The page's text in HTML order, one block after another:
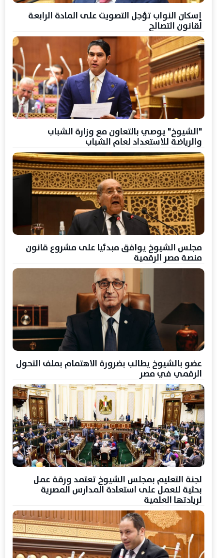
إسكان النواب تؤجل التصويت على المادة الرابعة
لقانون التصالح
"الشيوخ" يوصي بالتعاون مع وزارة الشباب
والرياضة للاستعداد لعام الشباب
مجلس الشيوخ يوافق مبدئيا على مشروع قانون
منصة مصر الرقمية
عضو بالشيوخ يطالب بضرورة الاهتمام بملف التحول
الرقمي في مصر
لجنة التعليم بمجلس الشيوخ تعتمد ورقة عمل
بحثية للعمل على استعادة المدارس المصرية
لريادتها العلمية